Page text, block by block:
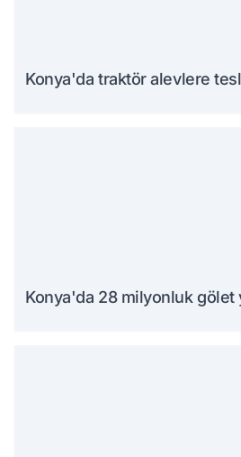
Konya'da traktör alevlere
Konya'da 28 milyonluk gölet